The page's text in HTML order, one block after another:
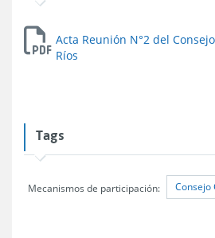
Acta Reunión N°2 del
Ríos
Tags
Mecanismos de participación: Consejo